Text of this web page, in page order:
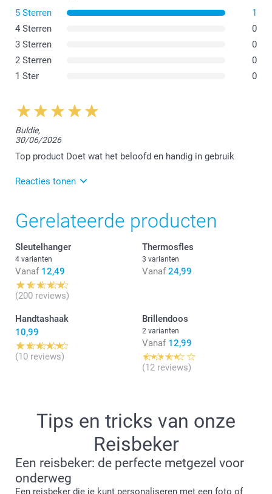
reisbeker
5 Sterren
1
4 Sterren
0
3 Sterren
0
2 Sterren
0
1 Ster
0
Buldie,
30/06/2026
Top product Doet wat het beloofd en handig in gebruik
Reacties tonen
2/07/2026
11:23
Wat leuk dat je tevreden bent! Bedankt voor de
mooie feedback.
Met vriendelijke groet,
Lucie@smartphoto
Gerelateerde producten
Sleutelhanger
4 varianten
Vanaf 12,49
(200 reviews)
Thermosfles
3 varianten
Vanaf 24,99
Handtashaak
10,99
(10 reviews)
Brillendoos
2 varianten
Vanaf 12,99
(12 reviews)
Tips en tricks van onze
Reisbeker
Een reisbeker: de perfecte metgezel voor
onderweg